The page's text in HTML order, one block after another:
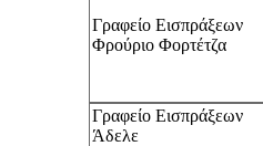
Γραφείο Εισπράξεων
Φρούριο Φορτέτζα
Γραφείο Εισπράξεων
Άδελε